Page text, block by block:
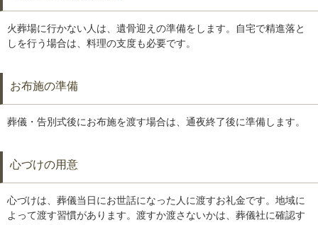
火葬場に行かない人は、遺骨迎えの準備をします。自宅で精進落と
しを行う場合は、料理の支度も必要です。
お布施の準備
葬儀・告別式後にお布施を渡す場合は、通夜終了後に準備します。
心づけの用意
心づけは、葬儀当日にお世話になった人に渡すお礼金です。地域に
よって渡す習慣があります。渡すか渡さないかは、葬儀社に確認す